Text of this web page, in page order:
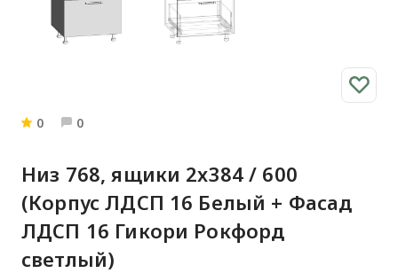
0 0
Низ 768, ящики 2х384 / 600
(Корпус ЛДСП 16 Белый + Фасад
ЛДСП 16 Гикори Рокфорд
светлый)